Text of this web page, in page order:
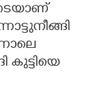
കുട്ടിയെ